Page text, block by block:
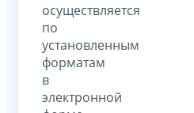
осуществляется
по
установленным
форматам
в
электронной